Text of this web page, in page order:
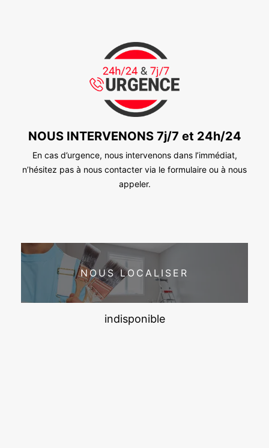
NOUS INTERVENONS 7j/7 et 24h/24
En cas d’urgence, nous intervenons dans l’immédiat,
n’hésitez pas à nous contacter via le formulaire ou à nous
appeler.
NOUS LOCALISER
indisponible